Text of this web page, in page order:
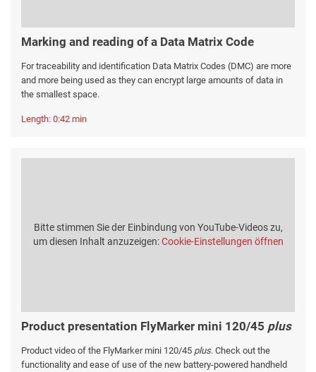
Marking and reading of a Data Matrix Code
For traceability and identification Data Matrix Codes (DMC) are more
and more being used as they can encrypt large amounts of data in
the smallest space.
Length: 0:42 min
Bitte stimmen Sie der Einbindung von YouTube-Videos zu,
um diesen Inhalt anzuzeigen:Cookie-Einstellungen öffnen
Product presentation FlyMarker mini 120/45 plus
Product video of the FlyMarker mini 120/45 plus. Check out the
functionality and ease of use of the new battery-powered handheld